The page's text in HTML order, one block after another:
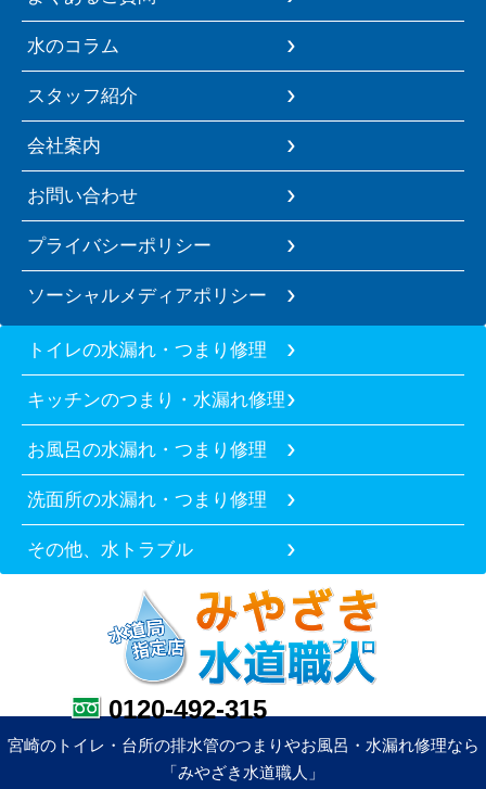
水のコラム
スタッフ紹介
会社案内
お問い合わせ
プライバシーポリシー
ソーシャルメディアポリシー
トイレの水漏れ・つまり修理
キッチンのつまり・水漏れ修理
お風呂の水漏れ・つまり修理
洗面所の水漏れ・つまり修理
その他、水トラブル
0120-492-315
宮崎のトイレ・台所の排水管のつまりやお風呂・水漏れ修理なら
「みやざき水道職人」